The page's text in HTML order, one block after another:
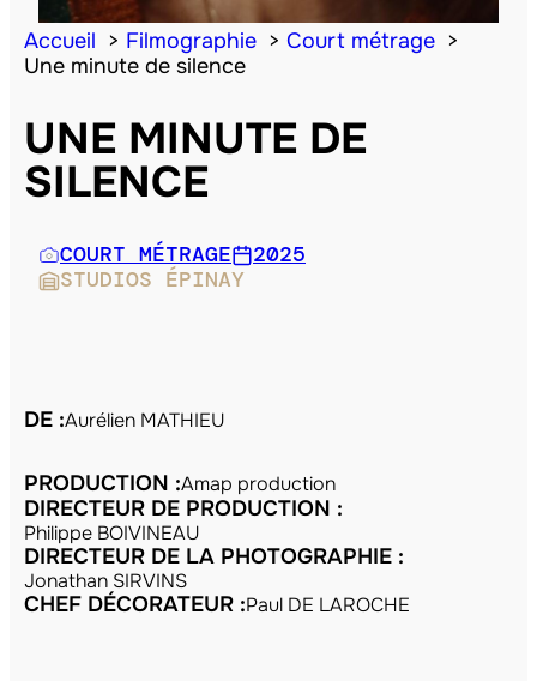
Accueil Filmographie
Court métrage
Une minute de silence
UNE MINUTE DE
SILENCE
COURT MÉTRAGE
2025
STUDIOS ÉPINAY
DE :Aurélien MATHIEU
PRODUCTION :Amap production
DIRECTEUR DE PRODUCTION :
Philippe BOIVINEAU
DIRECTEUR DE LA PHOTOGRAPHIE :
Jonathan SIRVINS
CHEF DÉCORATEUR :Paul DE LAROCHE